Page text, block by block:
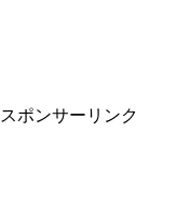
スポンサーリンク